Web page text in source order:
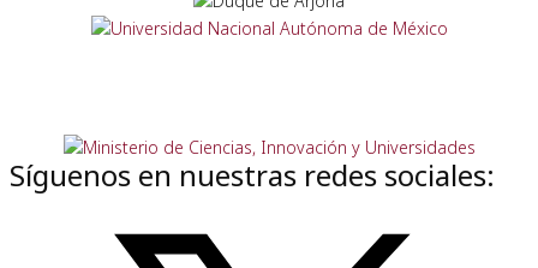
Síguenos en nuestras redes sociales: